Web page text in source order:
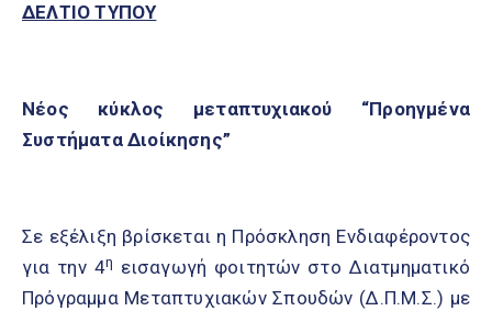
ΔΕΛΤΙΟ ΤΥΠΟΥ
Νέος κύκλος μεταπτυχιακού “Προηγμένα
Συστήματα Διοίκησης”
Σε εξέλιξη βρίσκεται η Πρόσκληση Ενδιαφέροντος
για την 4η εισαγωγή φοιτητών στο Διατμηματικό
Πρόγραμμα Μεταπτυχιακών Σπουδών (Δ.Π.Μ.Σ.) με